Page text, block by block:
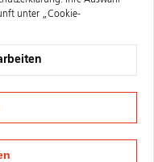
unter „Cookie-